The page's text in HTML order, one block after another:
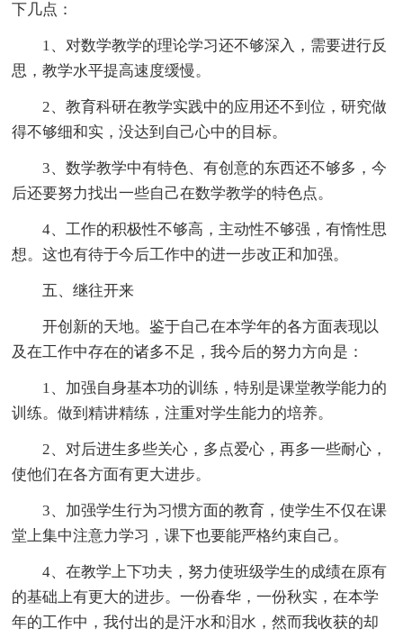
下几点：
1、对数学教学的理论学习还不够深入，需要进行反
思，教学水平提高速度缓慢。
2、教育科研在教学实践中的应用还不到位，研究做
得不够细和实，没达到自己心中的目标。
3、数学教学中有特色、有创意的东西还不够多，今
后还要努力找出一些自己在数学教学的特色点。
4、工作的积极性不够高，主动性不够强，有惰性思
想。这也有待于今后工作中的进一步改正和加强。
五、继往开来
开创新的天地。鉴于自己在本学年的各方面表现以
及在工作中存在的诸多不足，我今后的努力方向是：
1、加强自身基本功的训练，特别是课堂教学能力的
训练。做到精讲精练，注重对学生能力的培养。
2、对后进生多些关心，多点爱心，再多一些耐心，
使他们在各方面有更大进步。
3、加强学生行为习惯方面的教育，使学生不仅在课
堂上集中注意力学习，课下也要能严格约束自己。
4、在教学上下功夫，努力使班级学生的成绩在原有
的基础上有更大的进步。一份春华，一份秋实，在本学
年的工作中，我付出的是汗水和泪水，然而我收获的却